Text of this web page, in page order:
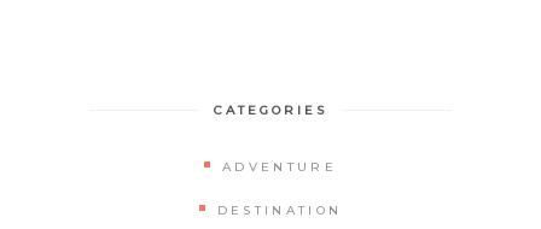
CATEGORIES
ADVENTURE
DESTINATION